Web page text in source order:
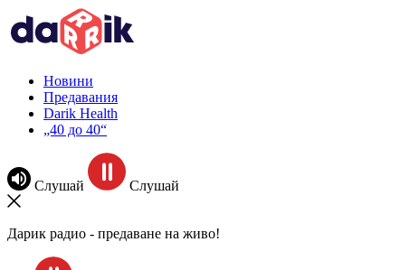
Новини
Предавания
Darik Health
„40 до 40“
Слушай Слушай
Дарик радио - предаване на живо!